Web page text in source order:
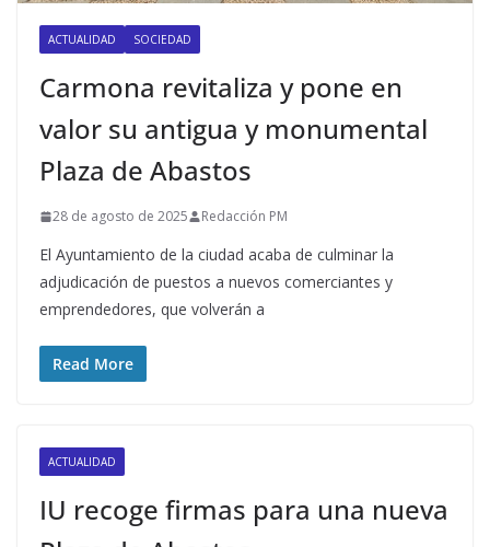
ACTUALIDAD SOCIEDAD
Carmona revitaliza y pone en
valor su antigua y monumental
Plaza de Abastos
28 de agosto de 2025 Redacción PM
El Ayuntamiento de la ciudad acaba de culminar la
adjudicación de puestos a nuevos comerciantes y
emprendedores, que volverán a
Read More
ACTUALIDAD
IU recoge firmas para una nueva